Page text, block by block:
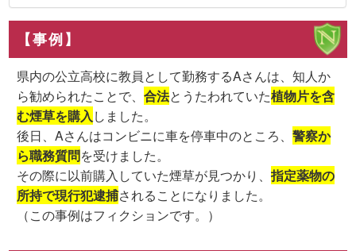
【事例】
県内の公立高校に教員として勤務するAさんは、知人か
ら勧められたことで、合法とうたわれていた植物片を含
む煙草を購入しました。
後日、Aさんはコンビニに車を停車中のところ、警察か
ら職務質問を受けました。
その際に以前購入していた煙草が見つかり、指定薬物の
所持で現行犯逮捕されることになりました。
（この事例はフィクションです。）